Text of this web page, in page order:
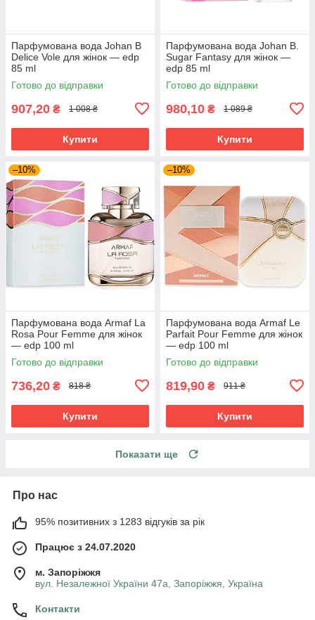
Парфумована вода Johan B
Delice Vole для жінок — edp
85 ml
Готово до відправки
907,20 ₴ 1 008 ₴
Купити
Парфумована вода Johan B.
Sugar Fantasy для жінок —
edp 85 ml
Готово до відправки
980,10 ₴ 1 089 ₴
Купити
–10%
Парфумована вода Armaf La
Rosa Pour Femme для жінок
— edp 100 ml
Готово до відправки
736,20 ₴ 818 ₴
Купити
–10%
Парфумована вода Armaf Le
Parfait Pour Femme для жінок
— edp 100 ml
Готово до відправки
819,90 ₴ 911 ₴
Купити
Показати ще
Про нас
95% позитивних з 1283 відгуків за рік
Працює з 24.07.2020
м. Запоріжжя
вул. Незалежної України 47а, Запоріжжя, Україна
Контакти